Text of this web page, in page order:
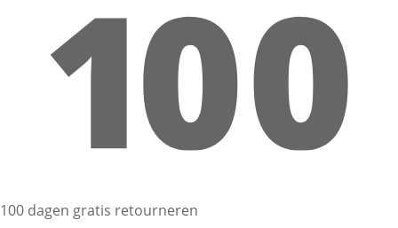
100 dagen gratis retourneren